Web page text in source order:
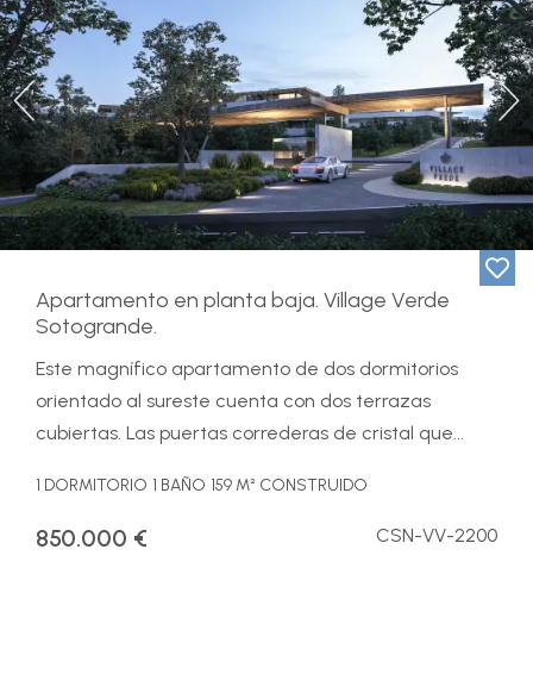
Previous
Apartamento en planta baja. Village Verde
Sotogrande.
Este magnífico apartamento de dos dormitorios
orientado al sureste cuenta con dos terrazas
cubiertas. Las puertas correderas de cristal que...
1 DORMITORIO 1 BAÑO 159 M² CONSTRUIDO
850.000 € CSN-VV-2200